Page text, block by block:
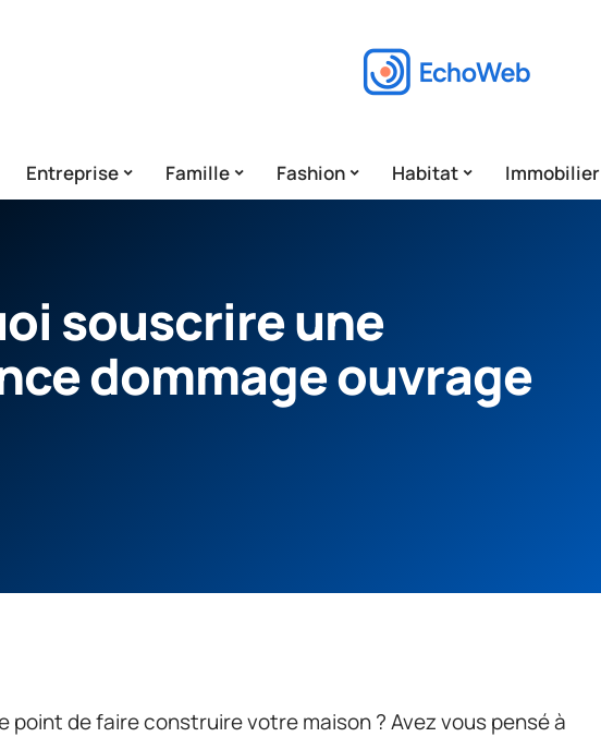
Entreprise Famille Fashion Habitat Immobilier
souscrire une
dommage ouvrage
point de faire construire votre maison ? Avez vous pensé à